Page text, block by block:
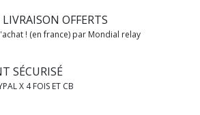
LIVRAISON OFFERTS
! (en france) par Mondial relay
SÉCURISÉ
X 4 FOIS ET CB